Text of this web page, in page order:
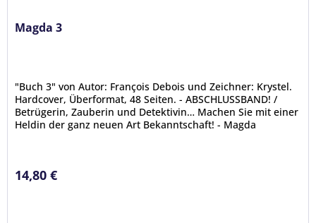
Magda 3
"Buch 3" von Autor: François Debois und Zeichner: Krystel.
Hardcover, Überformat, 48 Seiten. - ABSCHLUSSBAND! /
Betrügerin, Zauberin und Detektivin… Machen Sie mit einer
Heldin der ganz neuen Art Bekanntschaft! - Magda
14,80 €